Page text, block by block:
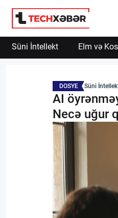
Süni İntellekt Elm və
Süni İntellekt
Elm və Kosmos
Texnoloji İnkişaf
İnnovasiya və Startaplar
Robot və Cihazlar
DOSYE Süni
AI
Necə uğur